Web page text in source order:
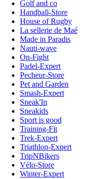
Golf and co
Handball-Store
House of Rugby
La sellerie de Maé
Made in Paradis
Nauti-wave
On-Fight
Padel-Expert
Pecheur-Store
Pet and Garden
Smash-Expert
Sneak'In
Sneakids
Sport is good
Training-Fit
Trek-Expert
Triathlon-Expert
TripNBikers
Vélo-Store
Winter-Expert